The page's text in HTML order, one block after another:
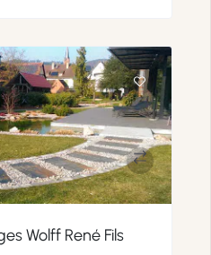
Wolff René Fils